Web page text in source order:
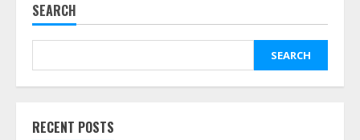
SEARCH
SEARCH
RECENT POSTS